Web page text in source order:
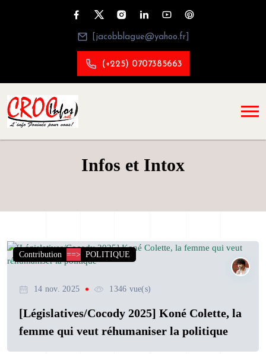
[jacobblague@yahoo.fr]
(+225) 0707385663
Infos et Intox
Contribution ==> POLITIQUE
14 nov. 2025 1346 vue(s)
[Législatives/Cocody 2025] Koné Colette, la
femme qui veut réhumaniser la politique